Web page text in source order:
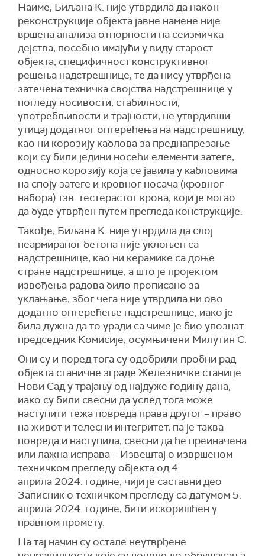
Наиме, Биљана К. није утврдила да након
реконструкције објекта јавне намене није
вршена анализа отпорности на сеизмичка
дејства, посебно имајући у виду старост
објекта, специфичност конструктивног
решења надстрешнице, те да нису утврђена
затечена техничка својства надстрешнице у
погледу носивости, стабилности,
употребљивости и трајности, не утврдивши
утицај додатног оптерећења на надстрешницу,
као ни корозију каблова за преднапрезање
који су били једини носећи елементи затеге,
односно корозију која се јавила у кабловима
на споју затеге и кровног носача (кровног
набора) тзв. тестерастог крова, који је могао
да буде утврђен путем прегледа конструкције.
Такође, Биљана К. није утврдила да слој
неармираног бетона није уклоњен са
надстрешнице, као ни керамике са доње
стране надстрешнице, а што је пројектом
извођења радова било прописано за
уклањање, због чега није утврдила ни ово
додатно оптерећење надстрешнице, иако је
била дужна да то уради са чиме је био упознат
председник Комисије, осумњичени Милутин С.
Они су и поред тога су одобрили пробни рад
објекта станичне зграде Железничке станице
Нови Сад у трајању од најдуже годину дана,
иако су били свесни да услед тога може
наступити тежа повреда права другог – право
на живот и телесни интегритет, па је таква
повреда и наступила, свесни да ће преиначена
или лажна исправа – Извештај о извршеном
техничком прегледу објекта од 4.
априла 2024. године, чији је саставни део
Записник о техничком прегледу са датумом 5.
априла 2024. године, бити искоришћен у
правном промету.
На тај начин су остале неутврђене